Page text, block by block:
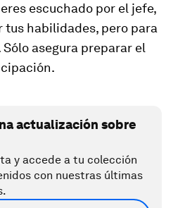
escuchado por el jefe,
tus habilidades, pero para
asegura preparar el
actualización sobre
y accede a tu colección
con nuestras últimas